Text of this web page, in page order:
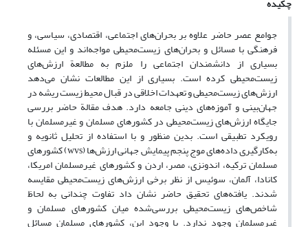
چکیده
جوامع عصر حاضر علاوه بر بحران‌های اجتماعی، اقتصادی، سیاسی، و
فرهنگی با مسائل و بحران‌های زیست‌محیطی مواجه‌اند و این مسئله
بسیاری از دانشمندان اجتماعی را ملزم به مطالعة ارزش‌های
زیست‌محیطی کرده است. بسیاری از این مطالعات نشان می‌دهد
ارزش‌های ‌زیست‌محیطی و تعهدات اخلاقی در قبال محیط زیست ریشه در
جهان‌بینی و آموزه‌های دینی جامعه دارد. هدف مقالة حاضر بررسی
جایگاه ارزش‌های زیست‌محیطی در کشورهای مسلمان و غیرمسلمان با
رویکرد تطبیقی است. بدین منظور و با استفاده از تحلیل ثانویه و
به‌کارگیری داده‌های موج پنجم پیمایش جهانی ارزش‌ها (wvs) کشورهای
مسلمان ترکیه، اندونزی، مصر، اردن و کشورهای غیرمسلمان امریکا،
کانادا، آلمان، سوئیس از نظر برخی ارزش‌های زیست‌محیطی مقایسه
شدند. یافته‌های تحقیق حاضر نشان داد تفاوت چندانی به لحاظ
شاخص‌های زیست‌محیطی بررسی‌شده میان کشورهای مسلمان و
غیرمسلمان وجود ندارد. با وجود این، کشورهای مسلمان مسائل